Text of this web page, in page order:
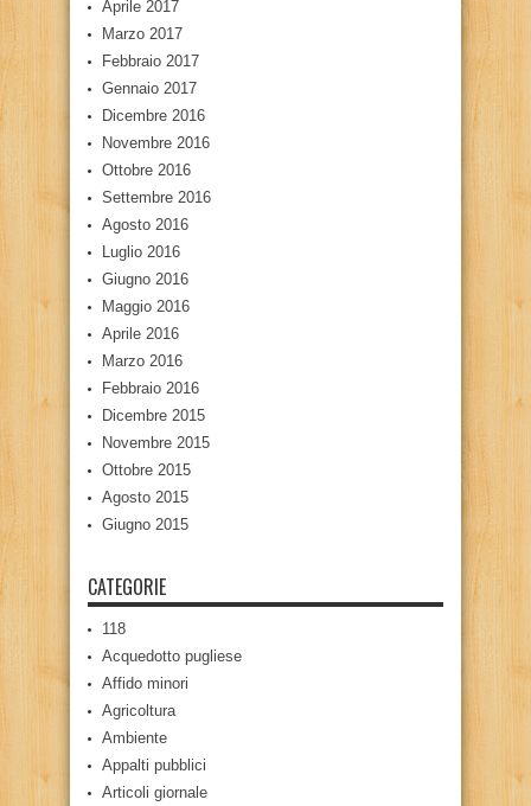
Aprile 2017
Marzo 2017
Febbraio 2017
Gennaio 2017
Dicembre 2016
Novembre 2016
Ottobre 2016
Settembre 2016
Agosto 2016
Luglio 2016
Giugno 2016
Maggio 2016
Aprile 2016
Marzo 2016
Febbraio 2016
Dicembre 2015
Novembre 2015
Ottobre 2015
Agosto 2015
Giugno 2015
CATEGORIE
118
Acquedotto pugliese
Affido minori
Agricoltura
Ambiente
Appalti pubblici
Articoli giornale